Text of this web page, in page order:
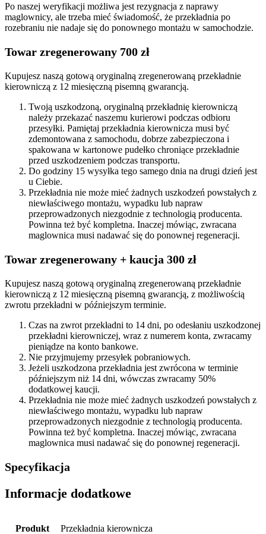
Po naszej weryfikacji możliwa jest rezygnacja z naprawy
maglownicy, ale trzeba mieć świadomość, że przekładnia po
rozebraniu nie nadaje się do ponownego montażu w samochodzie.
Towar zregenerowany 700 zł
Kupujesz naszą gotową oryginalną zregenerowaną przekładnie
kierowniczą z 12 miesięczną pisemną gwarancją.
Twoją uszkodzoną, oryginalną przekładnię kierowniczą
należy przekazać naszemu kurierowi podczas odbioru
przesyłki. Pamiętaj przekładnia kierownicza musi być
zdemontowana z samochodu, dobrze zabezpieczona i
spakowana w kartonowe pudełko chroniące przekładnie
przed uszkodzeniem podczas transportu.
Do godziny 15 wysyłka tego samego dnia na drugi dzień jest
u Ciebie.
Przekładnia nie może mieć żadnych uszkodzeń powstałych z
niewłaściwego montażu, wypadku lub napraw
przeprowadzonych niezgodnie z technologią producenta.
Powinna też być kompletna. Inaczej mówiąc, zwracana
maglownica musi nadawać się do ponownej regeneracji.
Towar zregenerowany + kaucja 300 zł
Kupujesz naszą gotową oryginalną zregenerowaną przekładnie
kierowniczą z 12 miesięczną pisemną gwarancją, z możliwością
zwrotu przekładni w późniejszym terminie.
Czas na zwrot przekładni to 14 dni, po odesłaniu uszkodzonej
przekładni kierowniczej, wraz z numerem konta, zwracamy
pieniądze na konto bankowe.
Nie przyjmujemy przesyłek pobraniowych.
Jeżeli uszkodzona przekładnia jest zwrócona w terminie
późniejszym niż 14 dni, wówczas zwracamy 50%
dodatkowej kaucji.
Przekładnia nie może mieć żadnych uszkodzeń powstałych z
niewłaściwego montażu, wypadku lub napraw
przeprowadzonych niezgodnie z technologią producenta.
Powinna też być kompletna. Inaczej mówiąc, zwracana
maglownica musi nadawać się do ponownej regeneracji.
Specyfikacja
Informacje dodatkowe
Produkt Przekładnia kierownicza